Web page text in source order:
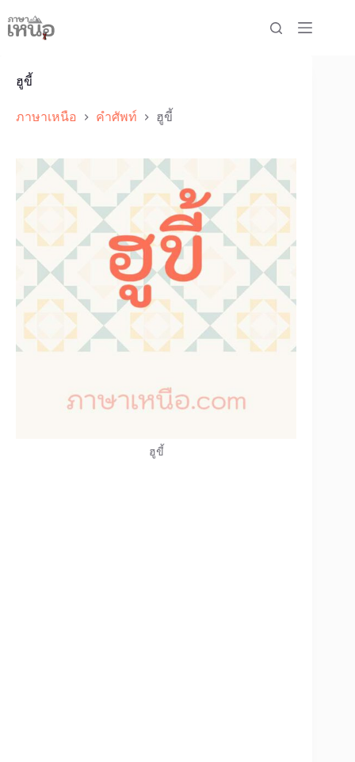
to
content
ฮูขี้
ภาษาเหนือ คำศัพท์ ฮูขี้
ฮูขี้